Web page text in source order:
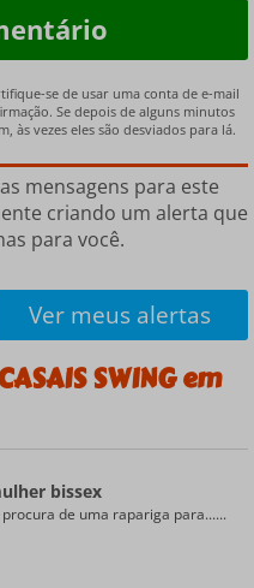
se de usar uma conta de e-mail
Se depois de alguns minutos
às vezes eles são desviados para lá.
mensagens para este
criando um alerta que
para você.
Ver meus alertas
SWING em
bissex
de uma rapariga para......